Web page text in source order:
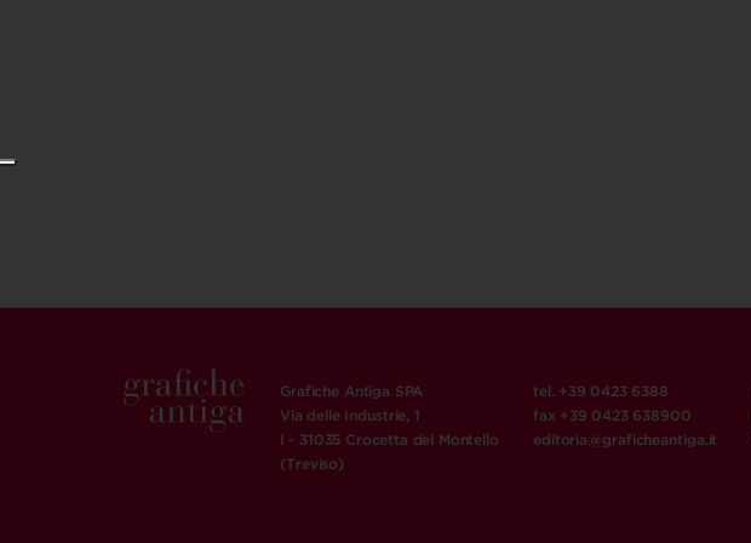
Grafiche Antiga SPA
Via delle Industrie, 1
I - 31035 Crocetta del Montello
(Treviso)
tel. +39 0423 6388
fax +39 0423 638900
editoria@graficheantiga.it